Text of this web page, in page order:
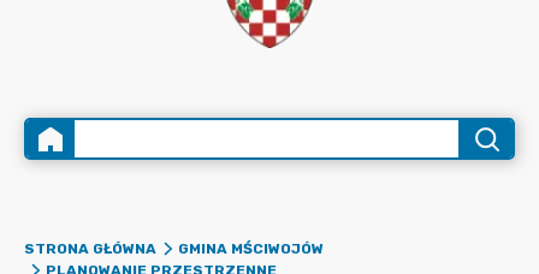
STRONA GŁÓWNA
GMINA MŚCIWOJÓW
PLANOWANIE PRZESTRZENNE